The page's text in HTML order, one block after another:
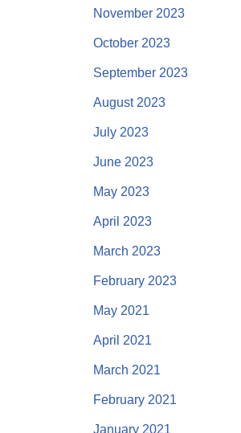
November 2023
October 2023
September 2023
August 2023
July 2023
June 2023
May 2023
April 2023
March 2023
February 2023
May 2021
April 2021
March 2021
February 2021
January 2021